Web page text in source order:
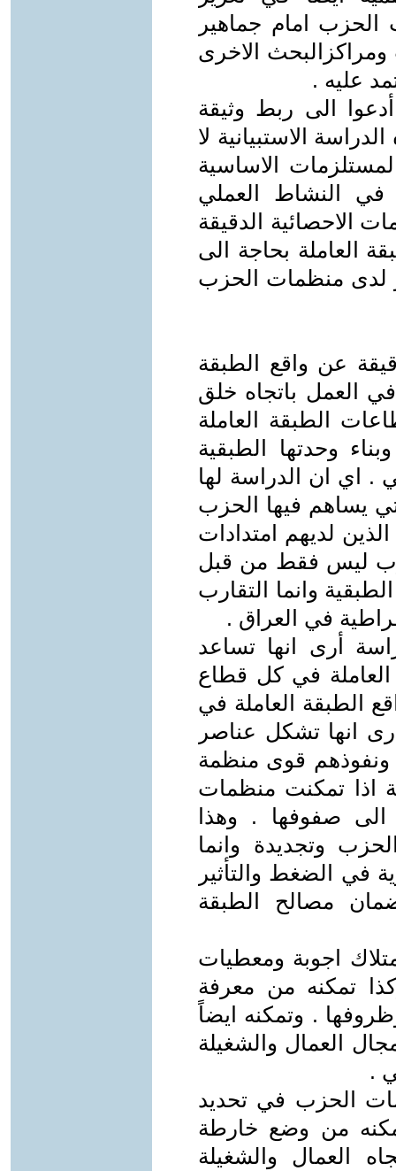
الحزب امام جماهير
الاخرى
عليه .
الى ربط وثيقة
الاستبيانية لا
الاساسية
في النشاط العملي
الاحصائية الدقيقة
العاملة بحاجة الى
لدى منظمات الحزب
عن واقع الطبقة
العمل باتجاه خلق
الطبقة العاملة
وحدتها الطبقية
. اي ان الدراسة لها
يساهم فيها الحزب
لديهم امتدادات
ليس فقط من قبل
وانما التقارب
في العراق .
أرى انها تساعد
في كل قطاع
الطبقة العاملة في
انها تشكل عناصر
ونفوذهم قوى منظمة
اذا تمكنت منظمات
صفوفها . وهذا
وتجديدة وانما
في الضغط والتأثير
مصالح الطبقة
اجوبة ومعطيات
تمكنه من معرفة
. وتمكنه ايضاً
العمال والشغيلة
.
الحزب في تحديد
من وضع خارطة
العمال والشغيلة